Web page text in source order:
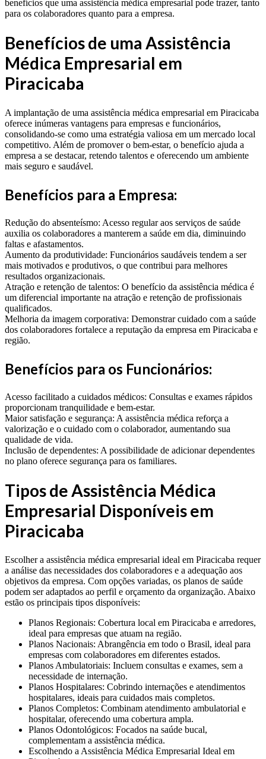
benefícios que uma assistência médica empresarial pode trazer, tanto
para os colaboradores quanto para a empresa.
Benefícios de uma Assistência
Médica Empresarial em
Piracicaba
A implantação de uma assistência médica empresarial em Piracicaba
oferece inúmeras vantagens para empresas e funcionários,
consolidando-se como uma estratégia valiosa em um mercado local
competitivo. Além de promover o bem-estar, o benefício ajuda a
empresa a se destacar, retendo talentos e oferecendo um ambiente
mais seguro e saudável.
Benefícios para a Empresa:
Redução do absenteísmo: Acesso regular aos serviços de saúde
auxilia os colaboradores a manterem a saúde em dia, diminuindo
faltas e afastamentos.
Aumento da produtividade: Funcionários saudáveis tendem a ser
mais motivados e produtivos, o que contribui para melhores
resultados organizacionais.
Atração e retenção de talentos: O benefício da assistência médica é
um diferencial importante na atração e retenção de profissionais
qualificados.
Melhoria da imagem corporativa: Demonstrar cuidado com a saúde
dos colaboradores fortalece a reputação da empresa em Piracicaba e
região.
Benefícios para os Funcionários:
Acesso facilitado a cuidados médicos: Consultas e exames rápidos
proporcionam tranquilidade e bem-estar.
Maior satisfação e segurança: A assistência médica reforça a
valorização e o cuidado com o colaborador, aumentando sua
qualidade de vida.
Inclusão de dependentes: A possibilidade de adicionar dependentes
no plano oferece segurança para os familiares.
Tipos de Assistência Médica
Empresarial Disponíveis em
Piracicaba
Escolher a assistência médica empresarial ideal em Piracicaba requer
a análise das necessidades dos colaboradores e a adequação aos
objetivos da empresa. Com opções variadas, os planos de saúde
podem ser adaptados ao perfil e orçamento da organização. Abaixo
estão os principais tipos disponíveis:
Planos Regionais: Cobertura local em Piracicaba e arredores,
ideal para empresas que atuam na região.
Planos Nacionais: Abrangência em todo o Brasil, ideal para
empresas com colaboradores em diferentes estados.
Planos Ambulatoriais: Incluem consultas e exames, sem a
necessidade de internação.
Planos Hospitalares: Cobrindo internações e atendimentos
hospitalares, ideais para cuidados mais completos.
Planos Completos: Combinam atendimento ambulatorial e
hospitalar, oferecendo uma cobertura ampla.
Planos Odontológicos: Focados na saúde bucal,
complementam a assistência médica.
Escolhendo a Assistência Médica Empresarial Ideal em